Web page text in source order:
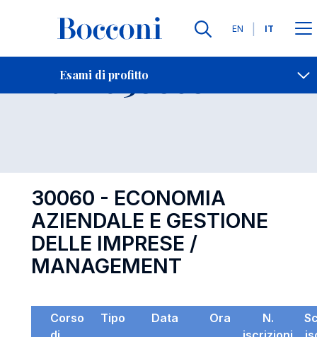
Lingue
EN IT
Esami di profitto
Contatti
Esame 30060 Open
30060 - ECONOMIA
AZIENDALE E GESTIONE
DELLE IMPRESE /
MANAGEMENT
Corso
Tipo Data Ora
N.